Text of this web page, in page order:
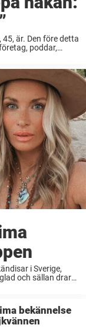
är. Den före detta
poddar,
i Sverige,
och sällan drar
bekännelse